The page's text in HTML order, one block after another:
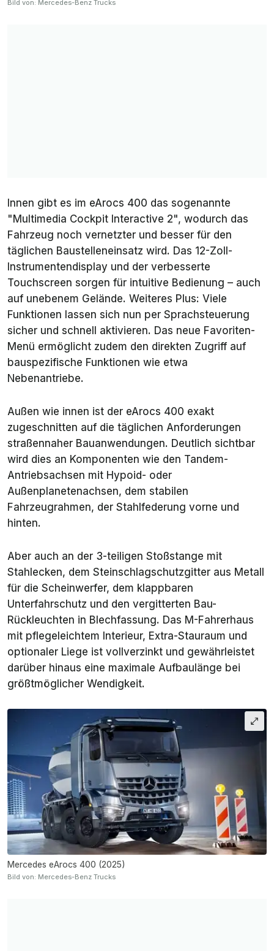
Bild von: Mercedes-Benz Trucks
Innen gibt es im eArocs 400 das sogenannte
"Multimedia Cockpit Interactive 2", wodurch das
Fahrzeug noch vernetzter und besser für den
täglichen Baustelleneinsatz wird. Das 12-Zoll-
Instrumentendisplay und der verbesserte
Touchscreen sorgen für intuitive Bedienung – auch
auf unebenem Gelände. Weiteres Plus: Viele
Funktionen lassen sich nun per Sprachsteuerung
sicher und schnell aktivieren. Das neue Favoriten-
Menü ermöglicht zudem den direkten Zugriff auf
bauspezifische Funktionen wie etwa
Nebenantriebe.
Außen wie innen ist der eArocs 400 exakt
zugeschnitten auf die täglichen Anforderungen
straßennaher Bauanwendungen. Deutlich sichtbar
wird dies an Komponenten wie den Tandem-
Antriebsachsen mit Hypoid- oder
Außenplanetenachsen, dem stabilen
Fahrzeugrahmen, der Stahlfederung vorne und
hinten.
Aber auch an der 3-teiligen Stoßstange mit
Stahlecken, dem Steinschlagschutzgitter aus Metall
für die Scheinwerfer, dem klappbaren
Unterfahrschutz und den vergitterten Bau-
Rückleuchten in Blechfassung. Das M-Fahrerhaus
mit pflegeleichtem Interieur, Extra-Stauraum und
optionaler Liege ist vollverzinkt und gewährleistet
darüber hinaus eine maximale Aufbaulänge bei
größtmöglicher Wendigkeit.
Mercedes eArocs 400 (2025)
Bild von: Mercedes-Benz Trucks